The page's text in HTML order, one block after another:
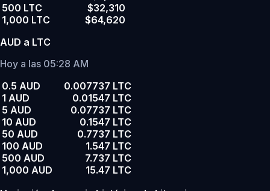
500 LTC
$32,310
1,000 LTC
$64,620
AUD a LTC
Hoy a las 05:28 AM
0.5 AUD
0.007737 LTC
1 AUD
0.01547 LTC
5 AUD
0.07737 LTC
10 AUD
0.1547 LTC
50 AUD
0.7737 LTC
100 AUD
1.547 LTC
500 AUD
7.737 LTC
1,000 AUD
15.47 LTC